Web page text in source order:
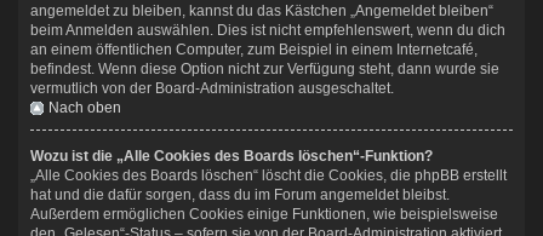
angemeldet zu bleiben, kannst du das Kästchen „Angemeldet bleiben“
beim Anmelden auswählen. Dies ist nicht empfehlenswert, wenn du dich
an einem öffentlichen Computer, zum Beispiel in einem Internetcafé,
befindest. Wenn diese Option nicht zur Verfügung steht, dann wurde sie
vermutlich von der Board-Administration ausgeschaltet.
Nach oben
Wozu ist die „Alle Cookies des Boards löschen“-Funktion?
„Alle Cookies des Boards löschen“ löscht die Cookies, die phpBB erstellt
hat und die dafür sorgen, dass du im Forum angemeldet bleibst.
Außerdem ermöglichen Cookies einige Funktionen, wie beispielsweise